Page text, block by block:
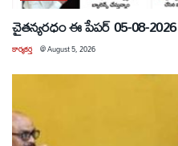
చైతన్యరధం ఈ పేపర్ 05-08-2026
కార్యకర్త @August 5, 2026